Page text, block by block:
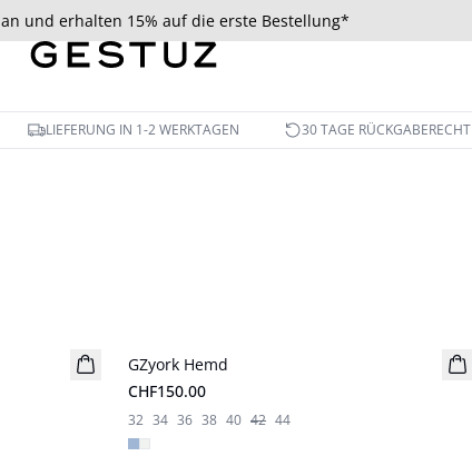
an und erhalten 15% auf die erste Bestellung*
LIEFERUNG IN 1-2 WERKTAGEN 30 TAGE RÜCKGABERECHT
Neuheiten
GZyork Hemd
CHF150.00
32 34 36 38 40 42 44